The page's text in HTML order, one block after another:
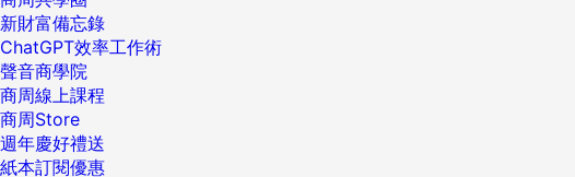
新財富備忘錄
ChatGPT效率工作術
聲音商學院
商周線上課程
商周Store
週年慶好禮送
紙本訂閱優惠